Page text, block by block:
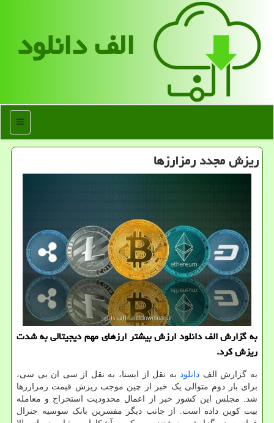
الف دانلود
منو
ریزش مجدد رمزارزها
به گزارش الف دانلود ارزش بیشتر ارزهای مهم دیجیتالی به شدت
ریزش کرد.
به گزارش الف دانلودبه نقل از ایسنا، به نقل از سی ان بی سی،
برای بار دوم متوالی یک خبر از چین موجب ریزش قیمت رمزارزها
شد. مجلس این کشور خبر از اعمال محدودیت استخراج و معامله
بیت کوین داده است. از جانب دیگر مفسرین بانک سوسیه جنرال